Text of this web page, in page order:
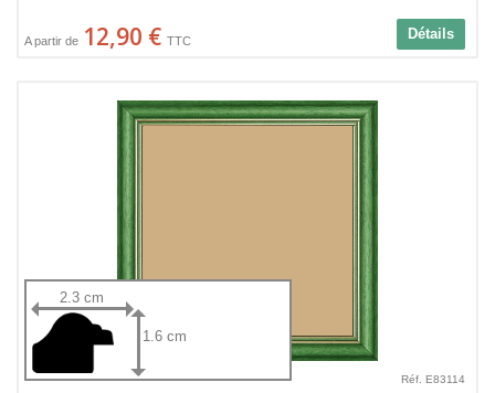
Détails
A partir de 12,90 € TTC
2.3 cm
1.6 cm
Réf. E83114